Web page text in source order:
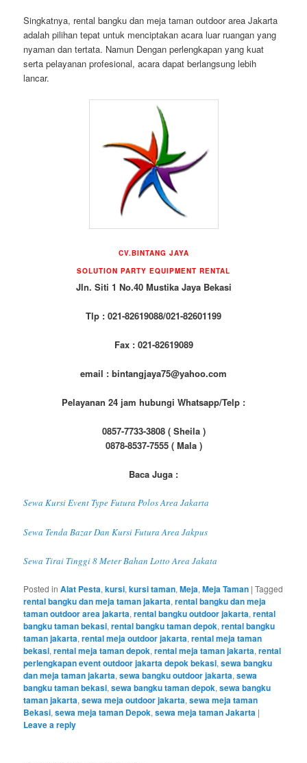
Singkatnya, rental bangku dan meja taman outdoor area Jakarta
adalah pilihan tepat untuk menciptakan acara luar ruangan yang
nyaman dan tertata. Namun Dengan perlengkapan yang kuat
serta pelayanan profesional, acara dapat berlangsung lebih
lancar.
CV.BINTANG JAYA
SOLUTION PARTY EQUIPMENT RENTAL
Jln. Siti 1 No.40 Mustika Jaya Bekasi
Tlp : 021-82619088/021-82601199
Fax : 021-82619089
email : bintangjaya75@yahoo.com
Pelayanan 24 jam hubungi Whatsapp/Telp :
0857-7733-3808 ( Sheila )
0878-8537-7555 ( Mala )
Baca Juga :
Sewa Kursi Event Type Futura Polos Area Jakarta
Sewa Tenda Bazar Dan Kursi Futura Area Jakpus
Sewa Tirai Tinggi 8 Meter Bahan Lotto Area Jakata
Posted in Alat Pesta,kursi,kursi taman,Meja,Meja Taman |Tagged
rental bangku dan meja taman jakarta,rental bangku dan meja
taman outdoor area jakarta,rental bangku outdoor jakarta,rental
bangku taman bekasi,rental bangku taman depok,rental bangku
taman jakarta,rental meja outdoor jakarta,rental meja taman
bekasi,rental meja taman depok,rental meja taman jakarta,rental
perlengkapan event outdoor jakarta depok bekasi,sewa bangku
dan meja taman jakarta,sewa bangku outdoor jakarta,sewa
bangku taman bekasi,sewa bangku taman depok,sewa bangku
taman jakarta,sewa meja outdoor jakarta,sewa meja taman
Bekasi,sewa meja taman Depok,sewa meja taman Jakarta |
Leave a reply